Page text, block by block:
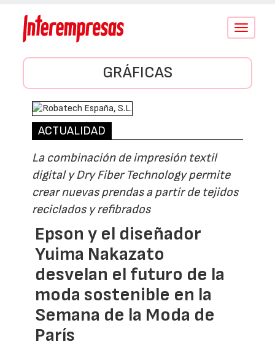
Conmutar
GRÁFICAS
ACTUALIDAD
La combinación de impresión textil
digital y Dry Fiber Technology permite
crear nuevas prendas a partir de tejidos
reciclados y refibrados
Epson y el diseñador
Yuima Nakazato
desvelan el futuro de la
moda sostenible en la
Semana de la Moda de
París